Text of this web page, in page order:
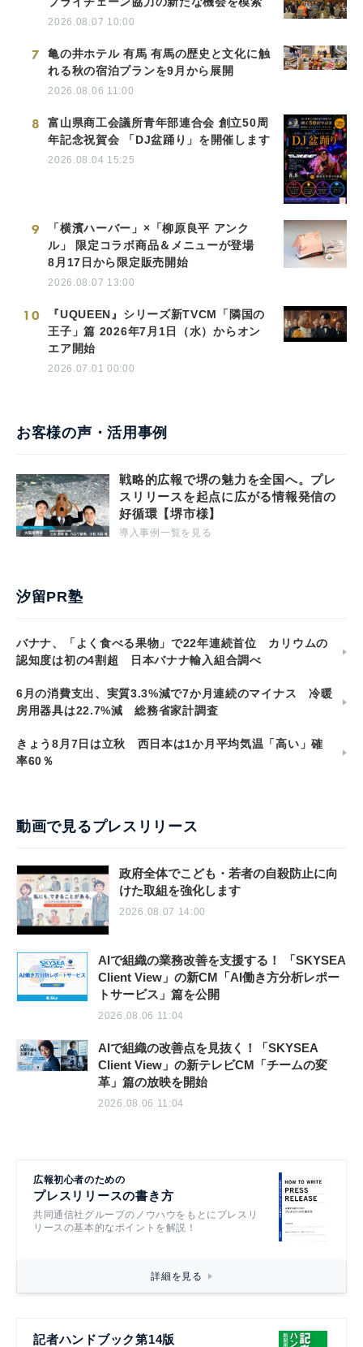
2026.08.07 10:00
7
亀の井ホテル 有馬 有馬の歴史と文化に触
れる秋の宿泊プランを9月から展開
2026.08.06 11:00
8
富山県商工会議所青年部連合会 創立50周
年記念祝賀会 「DJ盆踊り」を開催します
2026.08.04 15:25
9
「横濱ハーバー」×「柳原良平 アンク
ル」 限定コラボ商品＆メニューが登場
8月17日から限定販売開始
2026.08.07 13:00
10
『UQUEEN』シリーズ新TVCM「隣国の
王子」篇 2026年7月1日（水）からオン
エア開始
2026.07.01 00:00
お客様の声・活用事例
戦略的広報で堺の魅力を全国へ。プレ
スリリースを起点に広がる情報発信の
好循環【堺市様】
導入事例一覧を見る
汐留PR塾
バナナ、「よく食べる果物」で22年連続首位 カリウムの
認知度は初の4割超 日本バナナ輸入組合調べ
6月の消費支出、実質3.3%減で7か月連続のマイナス 冷暖
房用器具は22.7%減 総務省家計調査
きょう8月7日は立秋 西日本は1か月平均気温「高い」確
率60％
動画で見るプレスリリース
政府全体でこども・若者の自殺防止に向
けた取組を強化します
2026.08.07 14:00
AIで組織の業務改善を支援する！ 「SKYSEA
Client View」の新CM「AI働き方分析レポー
トサービス」篇を公開
2026.08.06 11:04
AIで組織の改善点を見抜く！「SKYSEA
Client View」の新テレビCM「チームの変
革」篇の放映を開始
2026.08.06 11:04
広報初心者のための
プレスリリースの書き方
共同通信社グループのノウハウをもとにプレスリ
リースの基本的なポイントを解説！
詳細を見る
記者ハンドブック第14版